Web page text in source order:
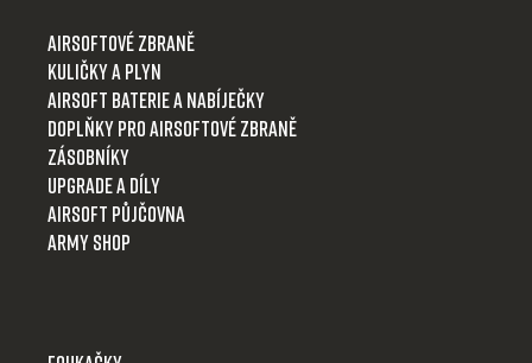
Airsoftové zbraně
Kuličky a plyn
Airsoft baterie a nabíječky
Doplňky pro airsoftové zbraně
Zásobníky
Upgrade a díly
Airsoft půjčovna
Army shop